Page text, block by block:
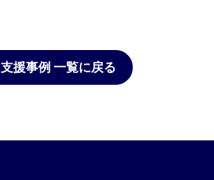
支援事例 一覧に戻る